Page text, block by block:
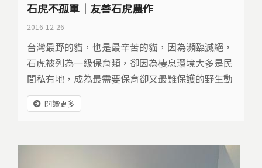
石虎不孤單｜友善石虎農作
2016-12-26
台灣最野的貓，也是最辛苦的貓，因為瀕臨滅絕，
石虎被列為一級保育類，卻因為棲息環境大多是民
間私有地，成為最需要保育卻又最難保護的野生動
物。幸好這幾年有一些轉變，關心牠們的，不再只
有第一線研究人員，還有更多人努力想把石虎從瀕
閱讀更多